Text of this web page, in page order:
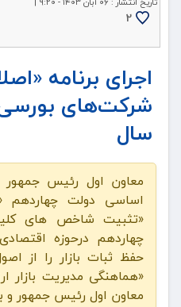
2
اجرای برنامه
شرکت‌های
سال
معاون اول رئیس
اساسی دولت چهاردهم
«تثبیت شاخص های
چهاردهم درحوزه
حفظ ثبات بازار را از
«هماهنگی مدیریت
معاون اول رئیس جمهور